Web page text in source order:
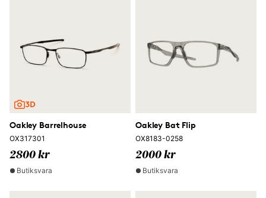
Oakley Barrelhouse
OX317301
2800 kr
Butiksvara
Oakley Bat Flip
OX8183-0258
2000 kr
Butiksvara